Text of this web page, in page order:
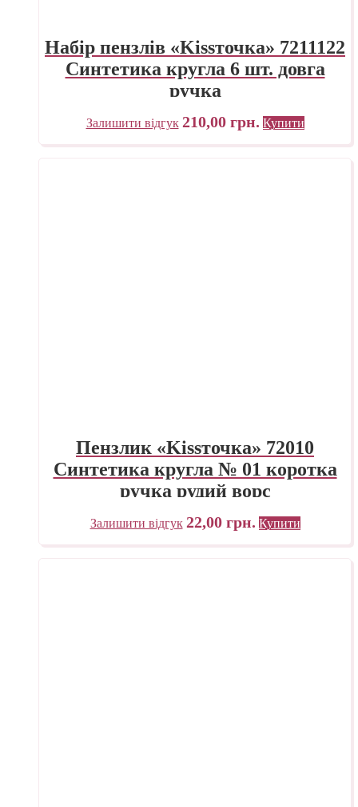
Набір пензлів «Kissточка» 7211122
Синтетика кругла 6 шт. довга
ручка
Залишити відгук 210,00 грн. Купити
Пензлик «Kissточка» 72010
Синтетика кругла № 01 коротка
ручка рудий ворс
Залишити відгук 22,00 грн. Купити